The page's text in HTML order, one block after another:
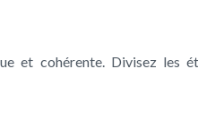
et cohérente. Divisez